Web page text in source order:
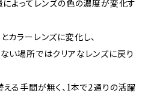
よってレンズの色の濃度が変化す
ラーレンズに変化し、
い場所ではクリアなレンズに戻り
る手間が無く、1本で2通りの活躍